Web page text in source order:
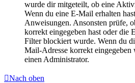
wurde dir mitgeteilt, ob eine
Wenn du eine E-Mail erhalten
Anweisungen. Ansonsten prüfe,
korrekt eingegeben hast oder die
Filter blockiert wurde. Wenn du
Mail-Adresse korrekt eingegeben
einen Administrator.
Nach oben